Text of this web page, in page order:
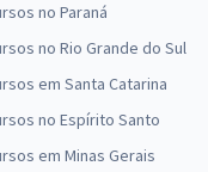
no Paraná
no Rio Grande do Sul
em Santa Catarina
no Espírito Santo
em Minas Gerais